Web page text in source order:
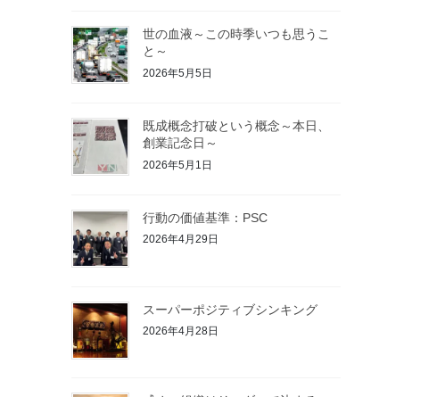
世の血液～この時季いつも思うこ
と～
2026年5月5日
既成概念打破という概念～本日、
創業記念日～
2026年5月1日
行動の価値基準：PSC
2026年4月29日
スーパーポジティブシンキング
2026年4月28日